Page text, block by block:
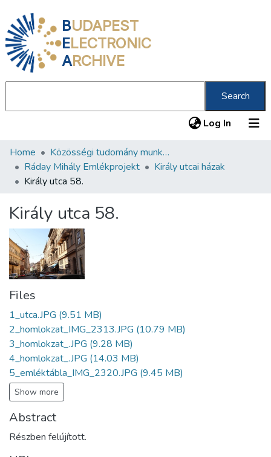
BUDAPEST
ELECTRONIC
ARCHIVE
Search
Log In (current)
Communities & Collections
All of DSpace
About us
Home
Közösségi tudomány munkacsoport
Ráday Mihály Emlékprojekt
Király utcai házak
Király utca 58.
Király utca 58.
Files
1_utca.JPG (9.51 MB)
2_homlokzat_IMG_2313.JPG (10.79 MB)
3_homlokzat_.JPG (9.28 MB)
4_homlokzat_.JPG (14.03 MB)
5_emléktábla_IMG_2320.JPG (9.45 MB)
Show more
Abstract
Részben felújított.